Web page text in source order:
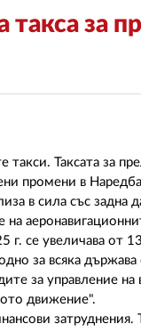
за
Таксата за
промени в
в сила със задна
г. се увеличава от
за всяка
за управление
движение".